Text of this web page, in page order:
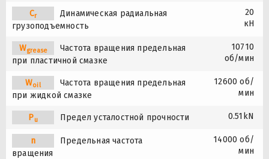
Cr
Динамическая радиальная
грузоподъемность
20
кН
Wgrease
Частота вращения предельная
при пластичной смазке
10710
об/мин
Woil
Частота вращения предельная
при жидкой смазке
12600 об/
мин
Pu Предел усталостной прочности 0.51kN
n
Предельная частота
вращения
14000 об/
мин